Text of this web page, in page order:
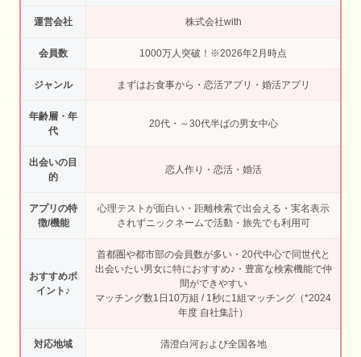
運営会社 株式会社with
会員数 1000万人突破！※2026年2月時点
ジャンル まずはお食事から・恋活アプリ・婚活アプリ
年齢層・年
代
20代・～30代半ばの男女中心
出会いの目
的
恋人作り・恋活・婚活
アプリの特
徴/機能
心理テストが面白い・距離検索で出会える・実名表示
されずニックネームで活動・旅先でも利用可
おすすめポ
イント♪
首都圏や都市部の会員数が多い・20代中心で同世代と
出会いたい男女に特におすすめ♪・豊富な検索機能で仲
間ができやすい
マッチング数1日10万組 / 1秒に1組マッチング（*2024
年度 自社集計）
対応地域 清澄白河および全国各地